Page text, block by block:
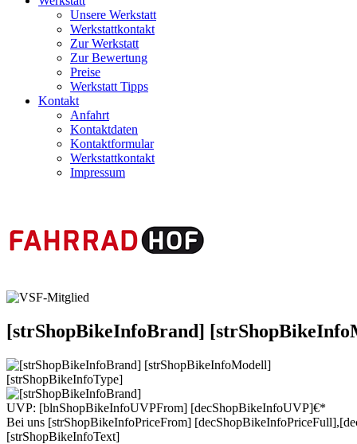
Unsere Werkstatt
Werkstattkontakt
Zur Werkstatt
Zur Bewertung
Preise
Werkstatt Tipps
Kontakt
Anfahrt
Kontaktdaten
Kontaktformular
Werkstattkontakt
Impressum
[strShopBikeInfoBrand]
[strShopBikeInfoType]
UVP: [blnShopBikeInfoUVPFrom] [decShopBikeInfoUVP]€*
Bei uns [strShopBikeInfoPriceFrom] [decShopBikeInfoPriceFull],
[strShopBikeInfoText]